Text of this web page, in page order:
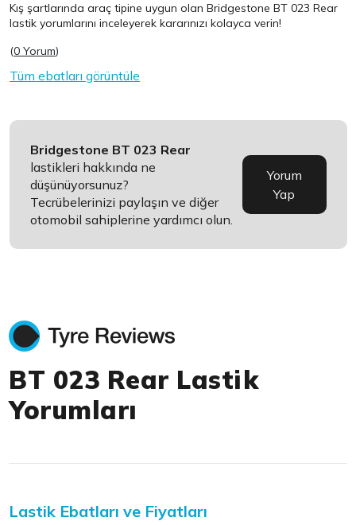
Kış şartlarında araç tipine uygun olanBridgestone BT 023 Rear
lastik yorumlarını inceleyerek kararınızı kolayca verin!
(0 Yorum)
Tüm ebatları görüntüle
Bridgestone BT 023 Rear
lastikleri hakkında ne
düşünüyorsunuz?
Tecrübelerinizi paylaşın ve diğer
otomobil sahiplerine yardımcı olun.
Yorum
Yap
BT 023 Rear Lastik
Yorumları
Lastik Ebatları ve Fiyatları